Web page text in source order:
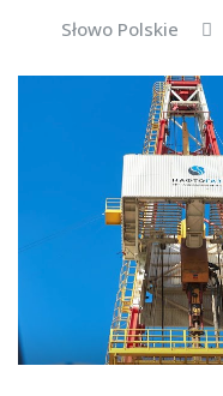
Słowo Polskie